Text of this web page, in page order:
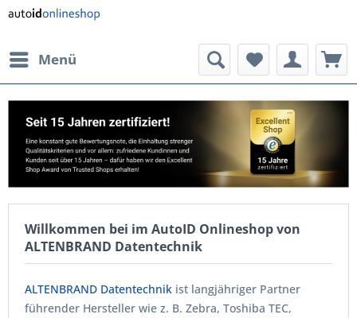
Menü
Willkommen bei im AutoID Onlineshop von
ALTENBRAND Datentechnik
ALTENBRAND Datentechnik ist langjähriger Partner
führender Hersteller wie z. B. Zebra, Toshiba TEC,